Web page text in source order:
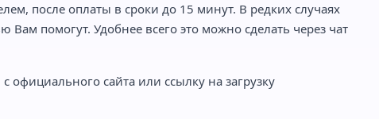
после оплаты в сроки до 15 минут. В редких случаях
помогут. Удобнее всего это можно сделать через чат
сайта или ссылку на загрузку